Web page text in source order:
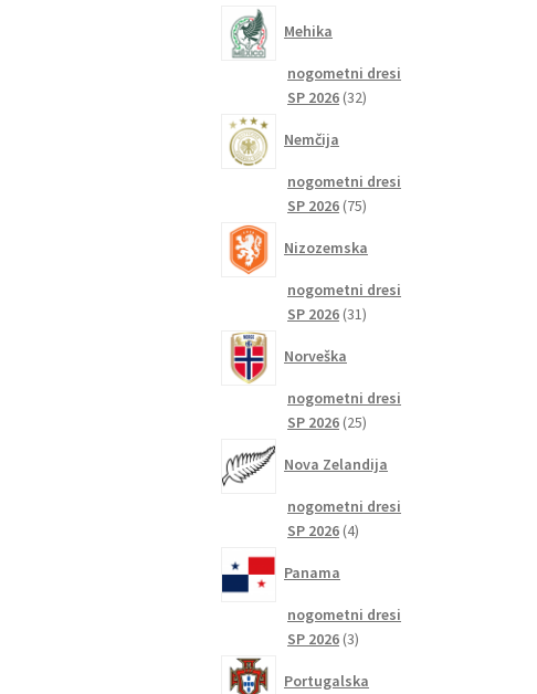
Mehika
nogometni dresi
SP 2026 3232
Nemčija
nogometni dresi
SP 2026 7575
Nizozemska
nogometni dresi
SP 2026 3131
Norveška
nogometni dresi
SP 2026 2525
Nova Zelandija
nogometni dresi
SP 2026 44
Panama
nogometni dresi
SP 2026 33
Portugalska